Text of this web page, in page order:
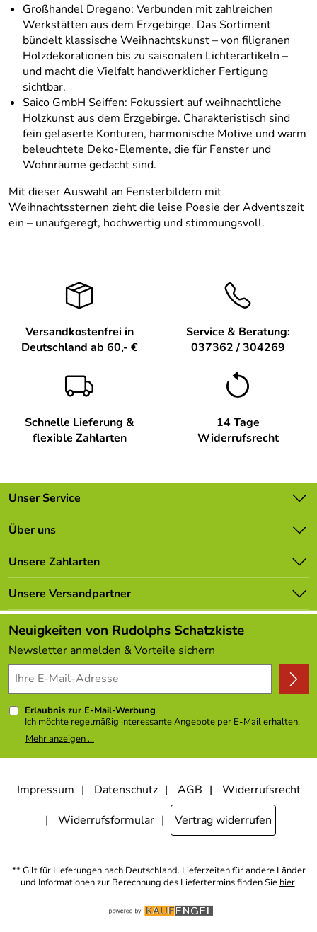
Großhandel Dregeno: Verbunden mit zahlreichen
Werkstätten aus dem Erzgebirge. Das Sortiment
bündelt klassische Weihnachtskunst – von filigranen
Holzdekorationen bis zu saisonalen Lichterartikeln –
und macht die Vielfalt handwerklicher Fertigung
sichtbar.
Saico GmbH Seiffen: Fokussiert auf weihnachtliche
Holzkunst aus dem Erzgebirge. Charakteristisch sind
fein gelaserte Konturen, harmonische Motive und warm
beleuchtete Deko-Elemente, die für Fenster und
Wohnräume gedacht sind.
Mit dieser Auswahl an Fensterbildern mit
Weihnachtssternen zieht die leise Poesie der Adventszeit
ein – unaufgeregt, hochwertig und stimmungsvoll.
Versandkostenfrei in
Deutschland ab 60,- €
Service & Beratung:
037362 / 304269
Schnelle Lieferung &
flexible Zahlarten
14 Tage
Widerrufsrecht
Unser Service
Kontakt
Batterieverordnung
Newsletter
Lieferbedingungen
Kundenlogin
Über uns
Unsere Bestseller
Marken
Neu
Angebote
Kundenbewertungen (308)
4,9/5*****
Unsere Zahlarten
Unsere Versandpartner
Neuigkeiten von Rudolphs Schatzkiste
Newsletter anmelden & Vorteile sichern
Erlaubnis zur E-Mail-Werbung
Ich möchte regelmäßig interessante Angebote per E-Mail erhalten.
Meine E-Mail-Adresse wird nicht an andere Unternehmen
weitergegeben. Zu statistischen Zwecken wird in anonymer Form
kann ich jederzeit mit Wirkung für die Zukunft widerrufen, indem ich
den Link "Abmelden" am Ende des Newsletters anklicke oder die
Option Newsletter im Mitgliederbereich deaktiviere. Die
Datenschutzerklärunghabe ich zur Kenntnis genommen.
Mehr anzeigen ...
Impressum Datenschutz AGB
Widerrufsrecht
Widerrufsformular
Vertrag widerrufen
** Gilt für Lieferungen nach Deutschland. Lieferzeiten für andere Länder
und Informationen zur Berechnung des Liefertermins finden Sie hier.